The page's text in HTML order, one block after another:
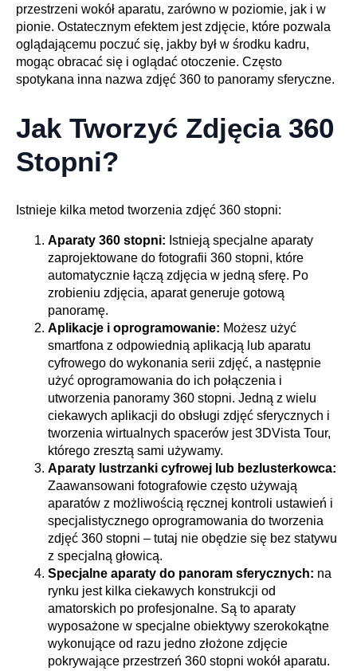
przestrzeni wokół aparatu, zarówno w poziomie, jak i w
pionie. Ostatecznym efektem jest zdjęcie, które pozwala
oglądającemu poczuć się, jakby był w środku kadru,
mogąc obracać się i oglądać otoczenie. Często
spotykana inna nazwa zdjęć 360 to panoramy sferyczne.
Jak Tworzyć Zdjęcia 360
Stopni?
Istnieje kilka metod tworzenia zdjęć 360 stopni:
Aparaty 360 stopni: Istnieją specjalne aparaty
zaprojektowane do fotografii 360 stopni, które
automatycznie łączą zdjęcia w jedną sferę. Po
zrobieniu zdjęcia, aparat generuje gotową
panoramę.
Aplikacje i oprogramowanie: Możesz użyć
smartfona z odpowiednią aplikacją lub aparatu
cyfrowego do wykonania serii zdjęć, a następnie
użyć oprogramowania do ich połączenia i
utworzenia panoramy 360 stopni. Jedną z wielu
ciekawych aplikacji do obsługi zdjęć sferycznych i
tworzenia wirtualnych spacerów jest 3DVista Tour,
którego zresztą sami używamy.
Aparaty lustrzanki cyfrowej lub bezlusterkowca:
Zaawansowani fotografowie często używają
aparatów z możliwością ręcznej kontroli ustawień i
specjalistycznego oprogramowania do tworzenia
zdjęć 360 stopni – tutaj nie obędzie się bez statywu
z specjalną głowicą.
Specjalne aparaty do panoram sferycznych: na
rynku jest kilka ciekawych konstrukcji od
amatorskich po profesjonalne. Są to aparaty
wyposażone w specjalne obiektywy szerokokątne
wykonujące od razu jedno złożone zdjęcie
pokrywające przestrzeń 360 stopni wokół aparatu.